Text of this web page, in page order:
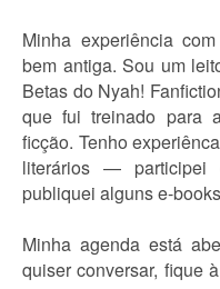
Minha experiência
bem antiga. Sou um
Betas do Nyah!
que fui treinado para
ficção. Tenho
literários —
publiquei alguns e-
Minha agenda está
quiser conversar, fique